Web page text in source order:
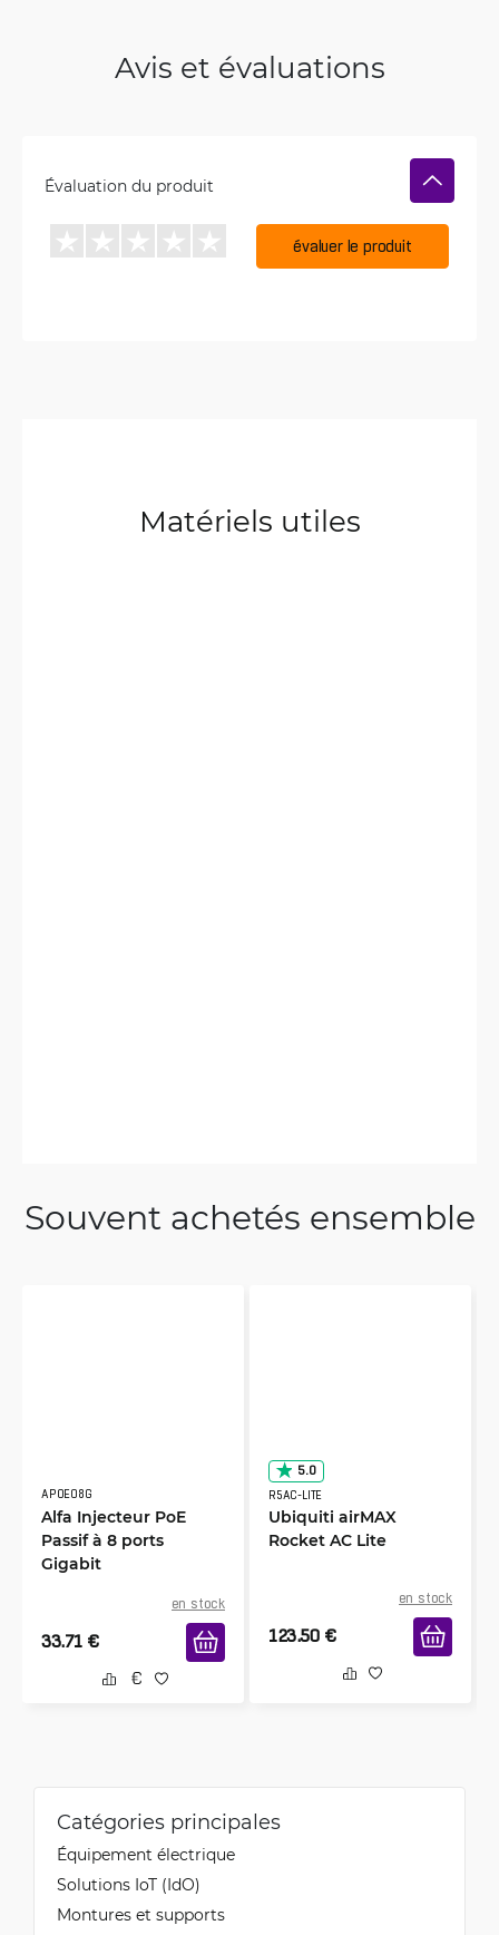
Avis et évaluations
Évaluation du produit
évaluer le produit
Matériels utiles
Souvent achetés ensemble
APOE08G
Alfa Injecteur PoE
Passif à 8 ports
Gigabit
en stock
33.71 €
5.0
R5AC-LITE
Ubiquiti airMAX
Rocket AC Lite
en stock
123.50 €
Catégories principales
Équipement électrique
Solutions IoT (IdO)
Montures et supports